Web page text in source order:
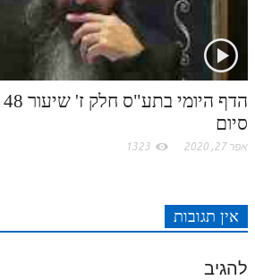
סיום
אפר 27, 2020 1323
אין תגובות
להגיב